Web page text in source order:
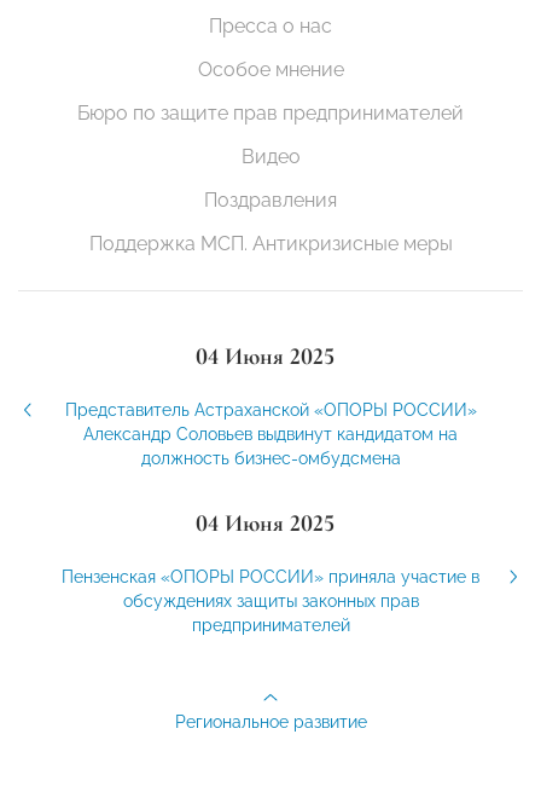
Пресса о нас
Особое мнение
Бюро по защите прав предпринимателей
Видео
Поздравления
Поддержка МСП. Антикризисные меры
04 Июня 2025
Представитель Астраханской «ОПОРЫ РОССИИ»
Александр Соловьев выдвинут кандидатом на
должность бизнес-омбудсмена
04 Июня 2025
Пензенская «ОПОРЫ РОССИИ» приняла участие в
обсуждениях защиты законных прав
предпринимателей
Региональное развитие